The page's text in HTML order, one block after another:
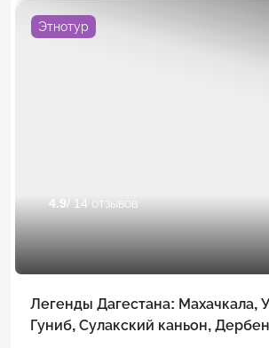
Этнотур
4.9/ 14 отзывов
Легенды Дагестана: Махачкала,
Гуниб, Сулакский каньон,